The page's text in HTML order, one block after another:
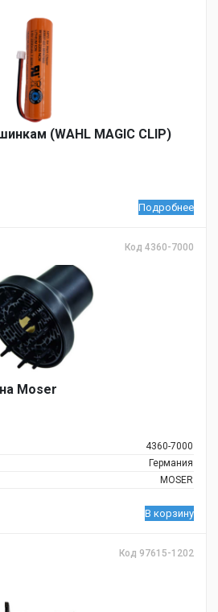
(WAHL MAGIC CLIP)
Подробнее
Код 4360-7000
Moser
4360-7000
Германия
MOSER
В корзину
Код 97615-1202